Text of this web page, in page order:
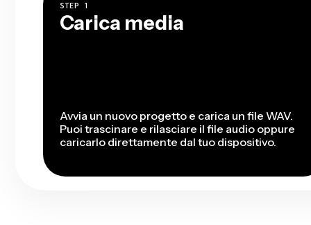
STEP 1
Carica media
Avvia un nuovo progetto e carica un file WAV.
Puoi trascinare e rilasciare il file audio oppure
caricarlo direttamente dal tuo dispositivo.